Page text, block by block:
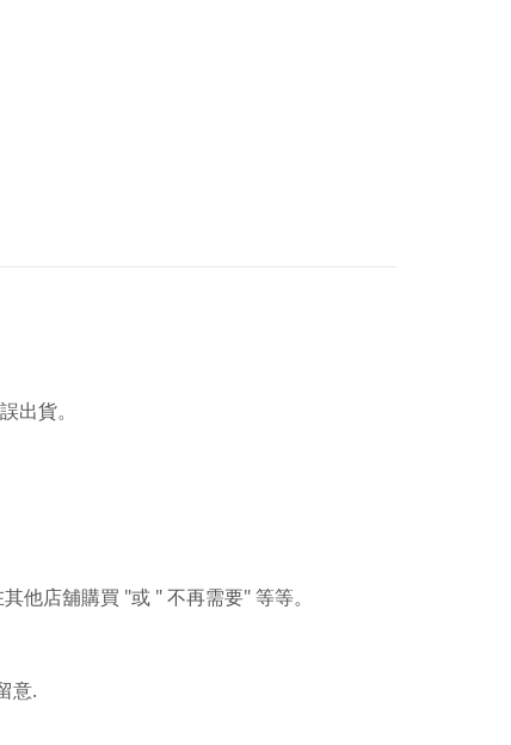
出貨。
其他店舖購買 "或 " 不再需要" 等等。
意.